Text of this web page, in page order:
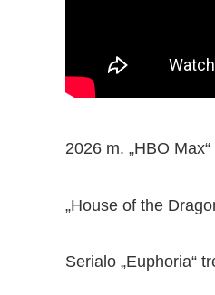
2026 m. „HBO
„House of the
Serialo „Euphoria“